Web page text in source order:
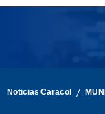
Noticias Caracol /